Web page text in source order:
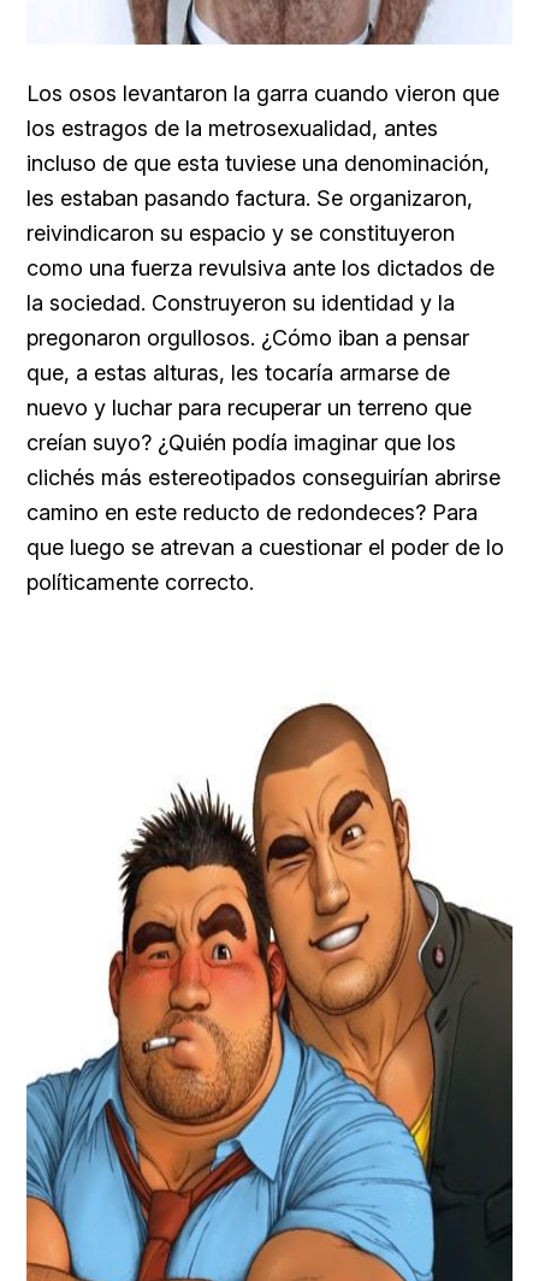
Los osos levantaron la garra cuando vieron que
los estragos de la metrosexualidad, antes
incluso de que esta tuviese una denominación,
les estaban pasando factura. Se organizaron,
reivindicaron su espacio y se constituyeron
como una fuerza revulsiva ante los dictados de
la sociedad. Construyeron su identidad y la
pregonaron orgullosos. ¿Cómo iban a pensar
que, a estas alturas, les tocaría armarse de
nuevo y luchar para recuperar un terreno que
creían suyo? ¿Quién podía imaginar que los
clichés más estereotipados conseguirían abrirse
camino en este reducto de redondeces? Para
que luego se atrevan a cuestionar el poder de lo
políticamente correcto.